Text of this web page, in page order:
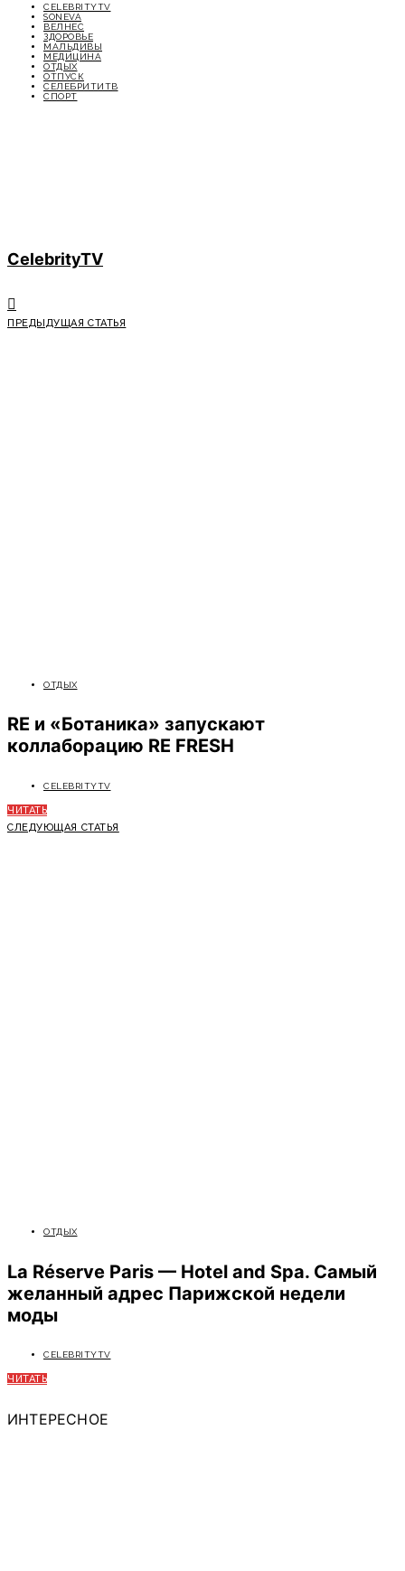
CELEBRITYTV
SONEVA
ВЕЛНЕС
ЗДОРОВЬЕ
МАЛЬДИВЫ
МЕДИЦИНА
ОТДЫХ
ОТПУСК
СЕЛЕБРИТИТВ
СПОРТ
CelebrityTV
ПРЕДЫДУЩАЯ СТАТЬЯ
ОТДЫХ
RE и «Ботаника» запускают
коллаборацию RE FRESH
CELEBRITYTV
ЧИТАТЬ
СЛЕДУЮЩАЯ СТАТЬЯ
ОТДЫХ
La Réserve Paris — Hotel and Spa. Самый
желанный адрес Парижской недели
моды
CELEBRITYTV
ЧИТАТЬ
ИНТЕРЕСНОЕ